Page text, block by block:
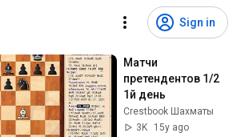
Sign in
Матчи
претендентов 1/2
1й день
Crestbook Шахматы
3K
15y ago